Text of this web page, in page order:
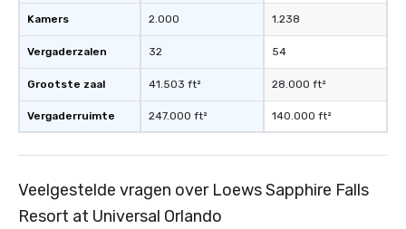
Kamers
Vergaderzalen
Grootste zaal
Vergaderruimte
2.000
32
41.503 ft²
247.000 ft²
1.238
54
28.000 ft²
140.000 ft²
Veelgestelde vragen over Loews Sapphire Falls
Resort at Universal Orlando